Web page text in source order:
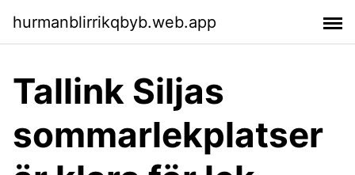
hurmanblirrikqbyb.web.app
Tallink Siljas
sommarlekplatser